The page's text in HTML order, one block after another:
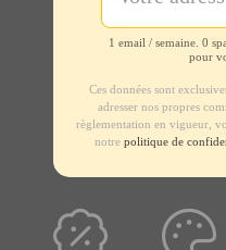
1 email / semaine. 0
pour
Ces données sont
adresser nos propres
règlementation en vigueur,
notre politique de